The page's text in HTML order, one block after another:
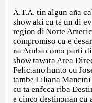
A.T.A. tin algun aña
show aki cu ta un di
region di Norte
compromiso cu e
na Aruba como parti
show tawata Area
Feliciano hunto cu
tambe Liliana Mancini
cu ta enfoca riba
e cinco destinonan cu